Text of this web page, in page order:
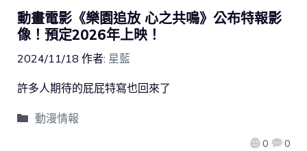
動畫電影《樂園追放 心之共鳴》公布特報影
像！預定2026年上映！
2024/11/18 作者: 星藍
0 0
許多人期待的屁屁特寫也回來了
動漫情報